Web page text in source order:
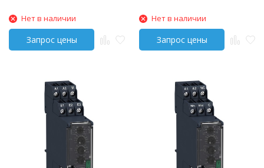
Нет в наличии Нет в наличии